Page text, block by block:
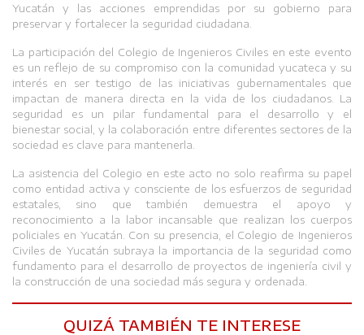
Yucatán y las acciones emprendidas por su gobierno para
preservar y fortalecer la seguridad ciudadana.
La participación del Colegio de Ingenieros Civiles en este evento
es un reflejo de su compromiso con la comunidad yucateca y su
interés en ser testigo de las iniciativas gubernamentales que
impactan de manera directa en la vida de los ciudadanos. La
seguridad es un pilar fundamental para el desarrollo y el
bienestar social, y la colaboración entre diferentes sectores de la
sociedad es clave para mantenerla.
La asistencia del Colegio en este acto no solo reafirma su papel
como entidad activa y consciente de los esfuerzos de seguridad
estatales, sino que también demuestra el apoyo y
reconocimiento a la labor incansable que realizan los cuerpos
policiales en Yucatán. Con su presencia, el Colegio de Ingenieros
Civiles de Yucatán subraya la importancia de la seguridad como
fundamento para el desarrollo de proyectos de ingeniería civil y
la construcción de una sociedad más segura y ordenada.
QUIZÁ TAMBIÉN TE INTERESE